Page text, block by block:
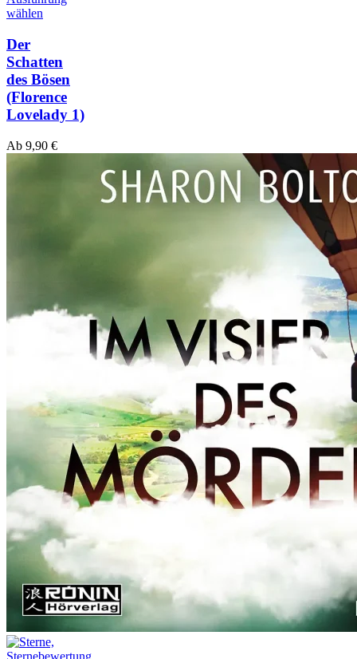
wählen
Der
Schatten
des Bösen
(Florence
Lovelady 1)
Ab 9,90 €